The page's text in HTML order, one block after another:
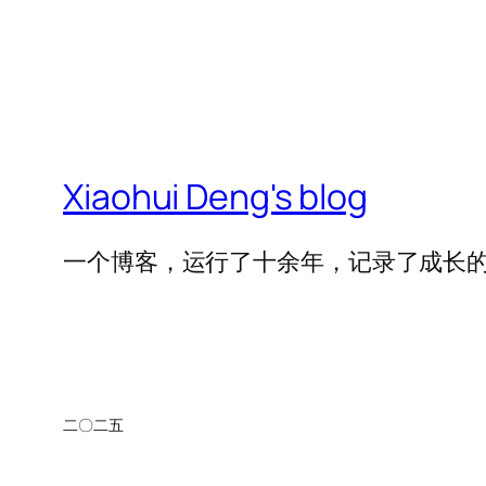
Xiaohui Deng's blog
一个博客，运行了十余年，记录了成长
二〇二五